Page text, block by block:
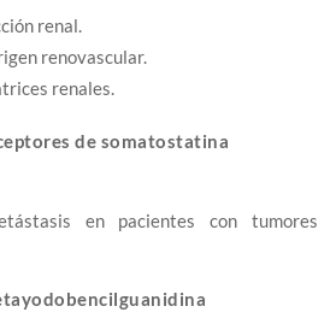
renal.
renovascular.
renales.
de somatostatina
en pacientes con tumores